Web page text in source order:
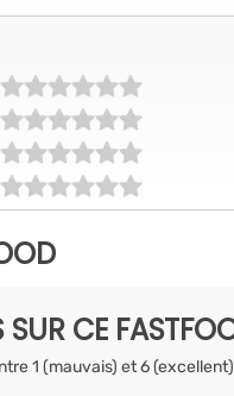
CE
1 (mauvais) et 6 (excellent)